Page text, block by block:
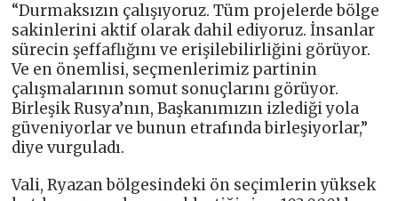
“Durmaksızın çalışıyoruz. Tüm projelerde bölge
sakinlerini aktif olarak dahil ediyoruz. İnsanlar
sürecin şeffaflığını ve erişilebilirliğini görüyor.
Ve en önemlisi, seçmenlerimiz partinin
çalışmalarının somut sonuçlarını görüyor.
Birleşik Rusya’nın, Başkanımızın izlediği yola
güveniyorlar ve bunun etrafında birleşiyorlar,”
diye vurguladı.
Vali, Ryazan bölgesindeki ön seçimlerin yüksek